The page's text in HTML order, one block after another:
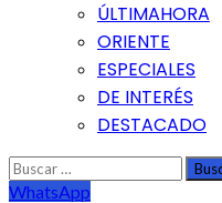
ÚLTIMAHORA
ORIENTE
ESPECIALES
DE INTERÉS
DESTACADO
Buscar:
WhatsApp